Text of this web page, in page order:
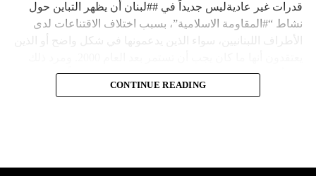
قدرات غير عاديةليس جديداً في ##لبنان أن يظهر التباين حول
نشاط “#المقاومة الاسلامية”، بسبب اختلاف الاقتناعات لدى
الأطراف اللبنانيين، سواء الذين يدعمونها في شكل واضح أو الذين
إلى أن المقاومة ضد الاحتلال الإسرائيلي لم تكن يوماً محط
إجماع داخلي، وإن كانت القوى اللبنانية المؤمنة بالصراع ضد
CONTINUE READING